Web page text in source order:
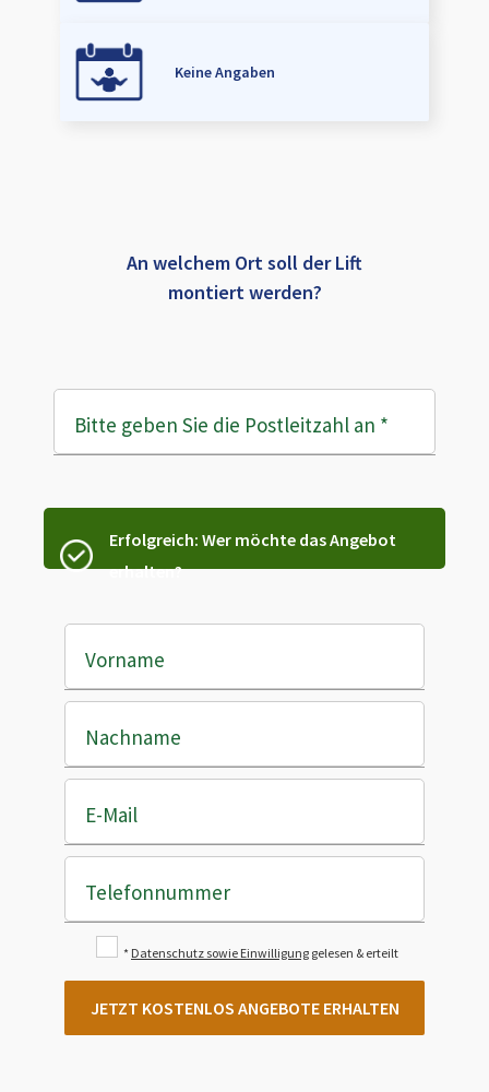
Keine Angaben
An welchem Ort soll der Lift
montiert werden?
Bitte geben Sie die Postleitzahl an *
Erfolgreich: Wer möchte das Angebot
erhalten?
Vorname
Nachname
E-Mail
Telefonnummer
* Datenschutz sowie Einwilligung gelesen & erteilt
JETZT KOSTENLOS ANGEBOTE ERHALTEN